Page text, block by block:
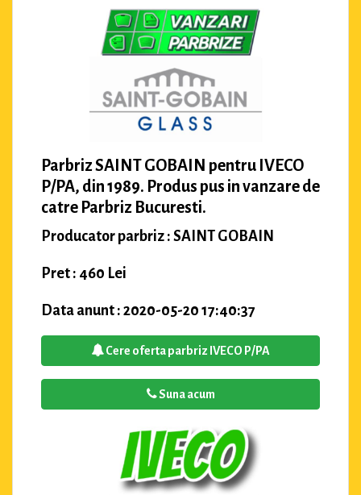
Parbriz SAINT GOBAIN pentru IVECO
P/PA, din 1989. Produs pus in vanzare de
catre Parbriz Bucuresti.
Producator parbriz : SAINT GOBAIN
Pret : 460 Lei
Data anunt : 2020-05-20 17:40:37
Cere oferta parbriz IVECO P/PA
Suna acum